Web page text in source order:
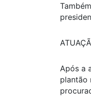
Após a
plantão